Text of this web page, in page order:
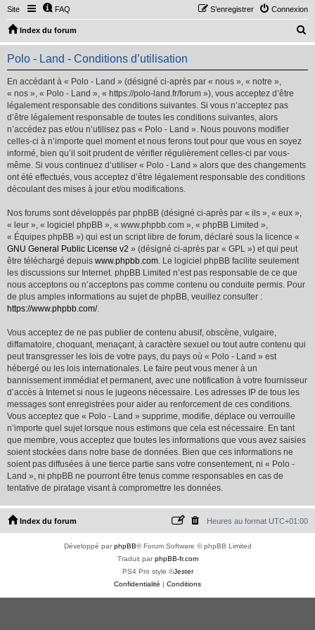
Site FAQ Connexion
S’enregistrer
Index du forum
e
Polo - Land - Conditions d’utilisation
En accédant à « Polo - Land » (désigné ci-après par « nous », « notre »,
« nos », « Polo - Land », « https://polo-land.fr/forum »), vous acceptez d’être
légalement responsable des conditions suivantes. Si vous n’acceptez pas
d’être légalement responsable de toutes les conditions suivantes, alors
n’accédez pas et/ou n’utilisez pas « Polo - Land ». Nous pouvons modifier
celles-ci à n’importe quel moment et nous ferons tout pour que vous en soyez
informé, bien qu’il soit prudent de vérifier régulièrement celles-ci par vous-
même. Si vous continuez d’utiliser « Polo - Land » alors que des changements
ont été effectués, vous acceptez d’être légalement responsable des conditions
découlant des mises à jour et/ou modifications.
Nos forums sont développés par phpBB (désigné ci-après par « ils », « eux »,
« leur », « logiciel phpBB », « www.phpbb.com », « phpBB Limited »,
« Équipes phpBB ») qui est un script libre de forum, déclaré sous la licence «
GNU General Public License v2 » (désigné ci-après par « GPL ») et qui peut
être téléchargé depuis www.phpbb.com. Le logiciel phpBB facilite seulement
les discussions sur Internet. phpBB Limited n’est pas responsable de ce que
nous acceptons ou n’acceptons pas comme contenu ou conduite permis. Pour
de plus amples informations au sujet de phpBB, veuillez consulter :
https://www.phpbb.com/.
Vous acceptez de ne pas publier de contenu abusif, obscène, vulgaire,
diffamatoire, choquant, menaçant, à caractère sexuel ou tout autre contenu qui
peut transgresser les lois de votre pays, du pays où « Polo - Land » est
hébergé ou les lois internationales. Le faire peut vous mener à un
bannissement immédiat et permanent, avec une notification à votre fournisseur
d’accès à Internet si nous le jugeons nécessaire. Les adresses IP de tous les
messages sont enregistrées pour aider au renforcement de ces conditions.
Vous acceptez que « Polo - Land » supprime, modifie, déplace ou verrouille
n’importe quel sujet lorsque nous estimons que cela est nécessaire. En tant
que membre, vous acceptez que toutes les informations que vous avez saisies
soient stockées dans notre base de données. Bien que ces informations ne
soient pas diffusées à une tierce partie sans votre consentement, ni « Polo -
Land », ni phpBB ne pourront être tenus comme responsables en cas de
tentative de piratage visant à compromettre les données.
Index du forum Heures au format UTC+01:00
Développé parphpBB® Forum Software © phpBB Limited
Traduit parphpBB-fr.com
PS4 Pro style ©Jester
Confidentialité | Conditions